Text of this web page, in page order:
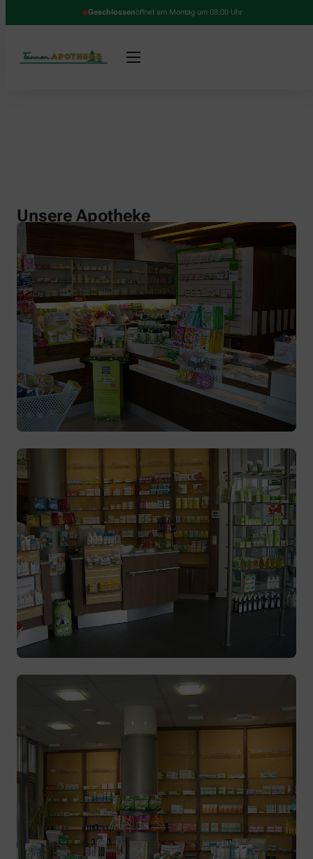
Geschlossenöffnet am Montag um 08:00 Uhr
Unsere Apotheke